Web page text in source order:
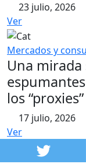
23 julio, 2026
Ver
Mercados y
Una
los “proxies”
17 julio, 2026
Ver